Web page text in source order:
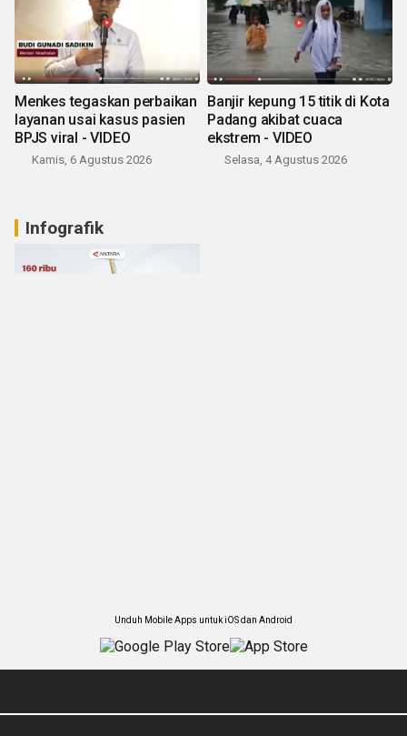
Menkes tegaskan perbaikan
layanan usai kasus pasien
BPJS viral - VIDEO
Kamis, 6 Agustus 2026
Banjir kepung 15 titik di Kota
Padang akibat cuaca
ekstrem - VIDEO
Selasa, 4 Agustus 2026
Infografik
Unduh Mobile Apps untuk iOS dan Android